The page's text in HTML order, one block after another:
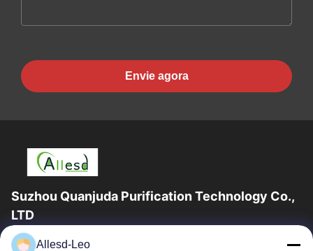
Envie agora
Suzhou Quanjuda Purification Technology Co.,
LTD
a experiência 16years, como um fabricante e um exportador
Allesd-Leo